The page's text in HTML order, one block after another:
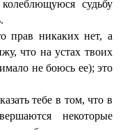
судьбу
прав никаких нет, а
что на устах твоих
не боюсь ее); это
тебе в том, что в
некоторые